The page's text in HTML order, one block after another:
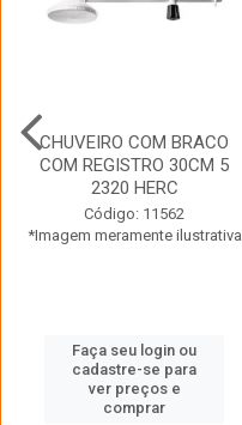
CHUVEIRO COM BRACO
COM REGISTRO 30CM 5
2320 HERC
Código: 11562
*Imagem meramente ilustrativa
Faça seu login ou
cadastre-se para
ver preços e
comprar